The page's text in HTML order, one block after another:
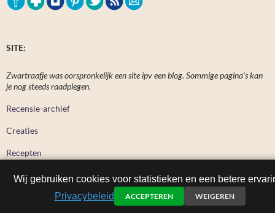
SITE:
Zwartraafje was oorspronkelijk een site ipv een blog. Sommige pagina's kan
je nog steeds raadplegen.
Recensie-archief
Creaties
Recepten
Wij gebruiken cookies voor statistieken en een betere
Privacybeleid
ACCEPTEREN WEIGEREN